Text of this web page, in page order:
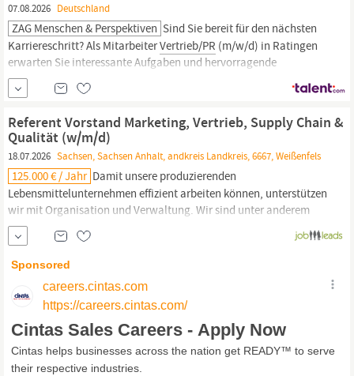
07.08.2026 Deutschland
ZAG Menschen & Perspektiven Sind Sie bereit für den nächsten
Karriereschritt? Als MitarbeiterVertrieb/PR (m/w/d) in Ratingen
erwarten Sie interessante Aufgaben und hervorragende
Entwicklungsmöglichkeiten bei ZAG Menschen & Perspektiven.
Was wir bieten Gezielte Karriereförderung: Wir begleiten Ihre
Karriereschritt in...
Referent Vorstand Marketing, Vertrieb, Supply Chain &
Qualität (w/m/d)
18.07.2026 Sachsen, Sachsen Anhalt, andkreis Landkreis, 6667, Weißenfels
125.000 € / Jahr Damit unsere produzierenden
Lebensmittelunternehmen effizient arbeiten können, unterstützen
wir mit Organisation und Verwaltung. Wir sind unter anderem
Experten für Einkauf, Finanzen, Controlling, Personal, IT,
Marketing undVertrieb.
Wir liefern Organisationstalenten eine
berufliche Herausforderung in einem dynamischen Umfeld.